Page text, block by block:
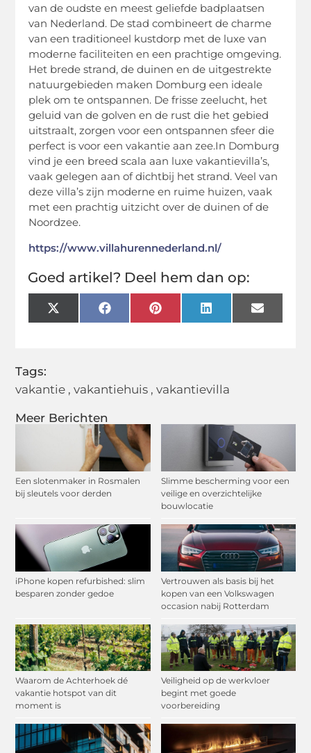
Meer Berichten
Een slotenmaker in Rosmalen
bij sleutels voor derden
Slimme bescherming voor een
veilige en overzichtelijke
bouwlocatie
iPhone kopen refurbished: slim
besparen zonder gedoe
Vertrouwen als basis bij het
kopen van een Volkswagen
occasion nabij Rotterdam
Waarom de Achterhoek dé
vakantie hotspot van dit
moment is
Veiligheid op de werkvloer
begint met goede
voorbereiding
van de oudste en meest geliefde badplaatsen
van Nederland. De stad combineert de charme
van een traditioneel kustdorp met de luxe van
moderne faciliteiten en een prachtige omgeving.
Het brede strand, de duinen en de uitgestrekte
natuurgebieden maken Domburg een ideale
plek om te ontspannen. De frisse zeelucht, het
geluid van de golven en de rust die het gebied
uitstraalt, zorgen voor een ontspannen sfeer die
perfect is voor een vakantie aan zee.In Domburg
vind je een breed scala aan luxe vakantievilla’s,
vaak gelegen aan of dichtbij het strand. Veel van
deze villa’s zijn moderne en ruime huizen, vaak
met een prachtig uitzicht over de duinen of de
Noordzee.
https://www.villahurennederland.nl/
Goed artikel? Deel hem dan op:
X
(Twitter)
FacebookPinterestLinkedInEmail
Tags:
vakantie ,vakantiehuis ,vakantievilla